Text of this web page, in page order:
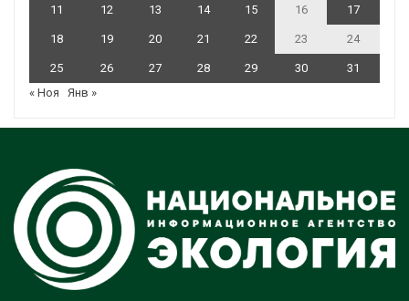
11 12 13 14 15 16 17
18 19 20 21 22 23 24
25 26 27 28 29 30
31
« Ноя
Янв »